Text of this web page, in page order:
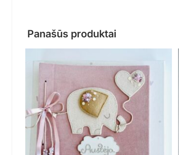
Panašūs produktai